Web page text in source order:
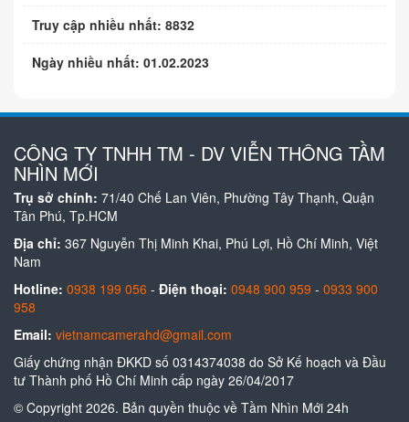
Truy cập nhiều nhất: 8832
Ngày nhiều nhất: 01.02.2023
CÔNG TY TNHH TM - DV VIỄN THÔNG TẦM
NHÌN MỚI
Trụ sở chính: 71/40 Chế Lan Viên, Phường Tây Thạnh, Quận
Tân Phú, Tp.HCM
Địa chỉ: 367 Nguyễn Thị Minh Khai, Phú Lợi, Hồ Chí Minh, Việt
Nam
Hotline: 0938 199 056 - Điện thoại: 0948 900 959 - 0933 900
958
Email: vietnamcamerahd@gmail.com
Giấy chứng nhận ĐKKD số 0314374038 do Sở Kế hoạch và Đầu
tư Thành phố Hồ Chí Minh cấp ngày 26/04/2017
© Copyright 2026. Bản quyền thuộc về Tầm Nhìn Mới 24h